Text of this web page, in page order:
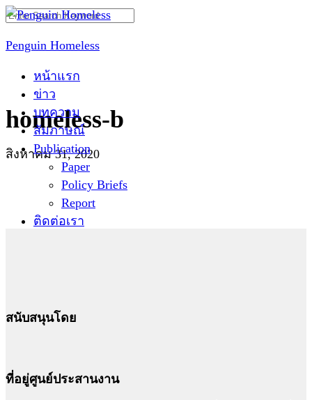
Skip
content
Penguin Homeless
หน้าแรก
ข่าว
บทความ
สัมภาษณ์
Publication
Paper
Policy Briefs
Report
ติดต่อเรา
Search
homeless-b
สิงหาคม 31, 2020
สนับสนุนโดย
ที่อยู่ศูนย์ประสานงาน